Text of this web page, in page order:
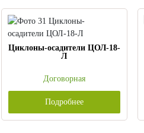
Циклоны-осадители ЦОЛ-18-
Л
Договорная
Подробнее